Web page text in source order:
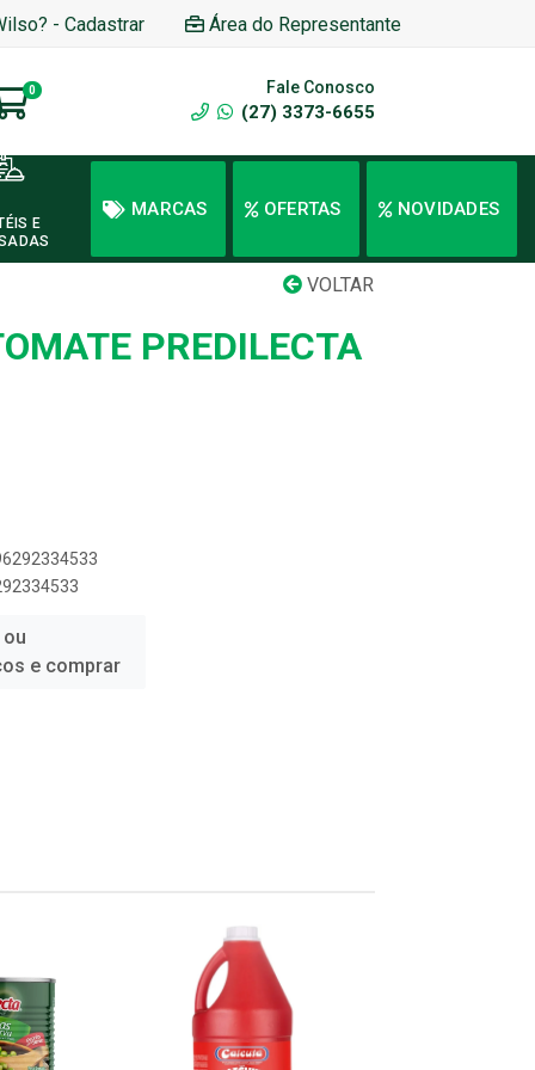
- Cadastrar Área do Representante
0 Fale Conosco
(27) 3373-6655
E
MARCAS OFERTAS NOVIDADES
VOLTAR
PREDILECTA
e comprar